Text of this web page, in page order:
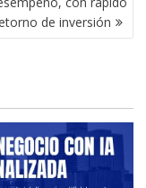
de inversión